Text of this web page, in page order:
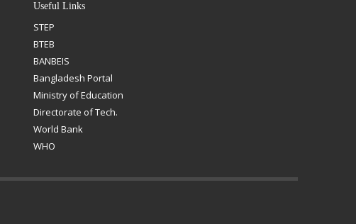
Useful Links
STEP
BTEB
BANBEIS
Bangladesh Portal
Ministry of Education
Directorate of Tech.
World Bank
WHO